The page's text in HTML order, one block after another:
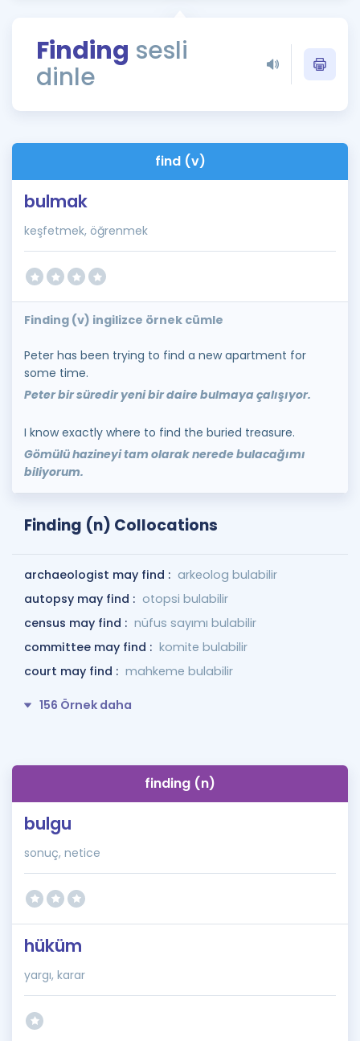
Rehberlik Aracı
ÖSYM Sınav Takvimi
İngilizce Gramer
Finding sesli
dinle
find (v)
bulmak
keşfetmek, öğrenmek
Finding (v) ingilizce örnek cümle
Peter has been trying to find a new apartment for
some time.
Peter bir süredir yeni bir daire bulmaya çalışıyor.
I know exactly where to find the buried treasure.
Gömülü hazineyi tam olarak nerede bulacağımı
biliyorum.
Finding (n) Collocations
archaeologist may find : arkeolog bulabilir
autopsy may find : otopsi bulabilir
census may find : nüfus sayımı bulabilir
committee may find : komite bulabilir
court may find : mahkeme bulabilir
156 Örnek daha
finding (n)
bulgu
sonuç, netice
hüküm
yargı, karar